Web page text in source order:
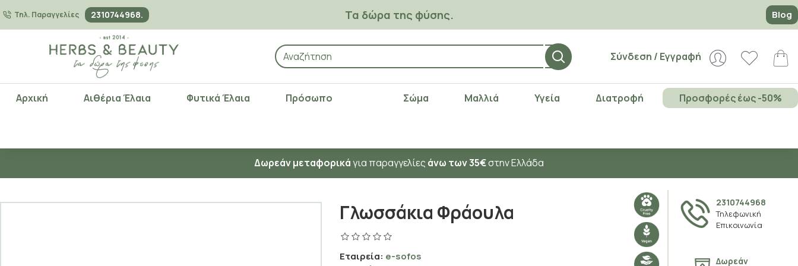
Τηλ. Παραγγελίες 2310744968. Τα δώρα της φύσης. Blog
Σύνδεση / Εγγραφή
Αρχική Αιθέρια Έλαια Φυτικά Έλαια Πρόσωπο Σώμα Μαλλιά Υγεία Διατροφή Προσφορές έως -50%
Δωρεάν μεταφορικάγια παραγγελίες άνω των 35€στην Ελλάδα
Γλωσσάκια Φράουλα
Εταιρεία: e-sofos
2310744968
Τηλεφωνική
Επικοινωνία
Δωρεάν